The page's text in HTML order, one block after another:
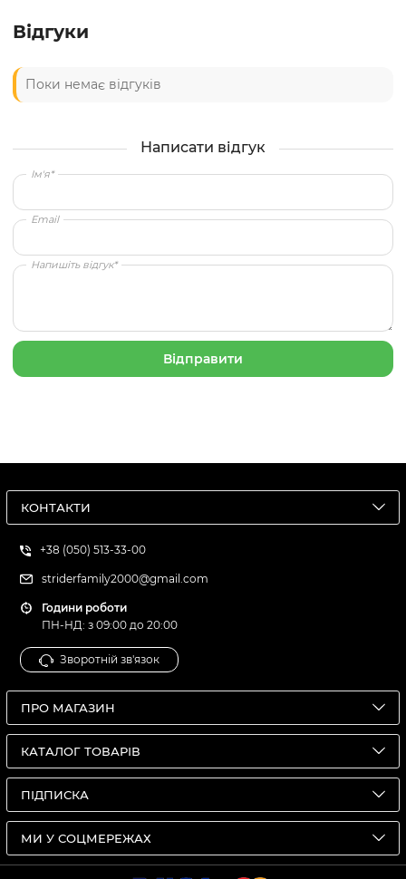
Відгуки
Поки немає відгуків
Написати відгук
Ім'я*
Email
Напишіть відгук*
КОНТАКТИ
+38 (050) 513-33-00
striderfamily2000@gmail.com
Години роботи
ПН-НД: з 09:00 до 20:00
Зворотній зв'язок
ПРО МАГАЗИН
КАТАЛОГ ТОВАРІВ
ПІДПИСКА
МИ У СОЦМЕРЕЖАХ